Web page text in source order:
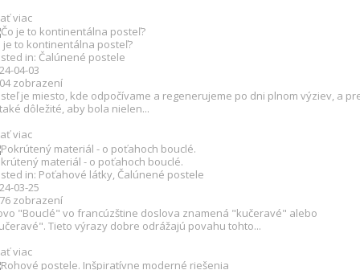
viac
je to kontinentálna posteľ?
in: Čalúnené postele
04-03
zobrazení
je miesto, kde odpočívame a regenerujeme po dni plnom výziev, a
dôležité, aby bola nielen...
viac
materiál - o poťahoch bouclé.
in: Poťahové látky Čalúnené postele
03-25
zobrazení
"Bouclé" vo francúzštine doslova znamená "kučeravé" alebo
Tieto výrazy dobre odrážajú povahu tohto...
viac